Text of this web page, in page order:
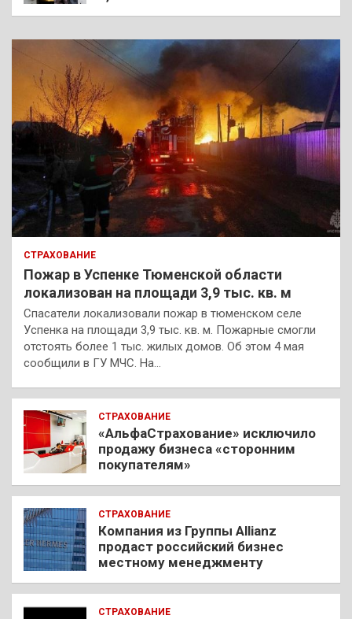
СТРАХОВАНИЕ
Пожар в Успенке Тюменской области
локализован на площади 3,9 тыс. кв. м
Спасатели локализовали пожар в тюменском селе
Успенка на площади 3,9 тыс. кв. м. Пожарные смогли
отстоять более 1 тыс. жилых домов. Об этом 4 мая
сообщили в ГУ МЧС. На…
СТРАХОВАНИЕ
«АльфаСтрахование» исключило
продажу бизнеса «сторонним
покупателям»
СТРАХОВАНИЕ
Компания из Группы Allianz
продаст российский бизнес
местному менеджменту
СТРАХОВАНИЕ